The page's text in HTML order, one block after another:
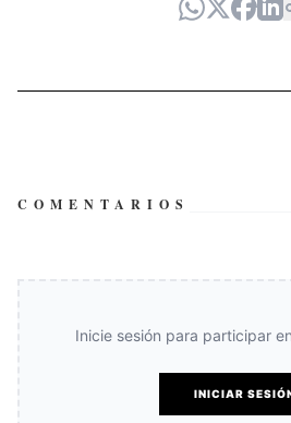
COMENTARIOS
Inicie sesión para participar
INICIAR